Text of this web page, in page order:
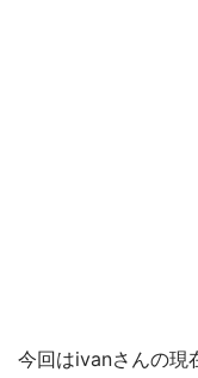
今回はivanさんの現